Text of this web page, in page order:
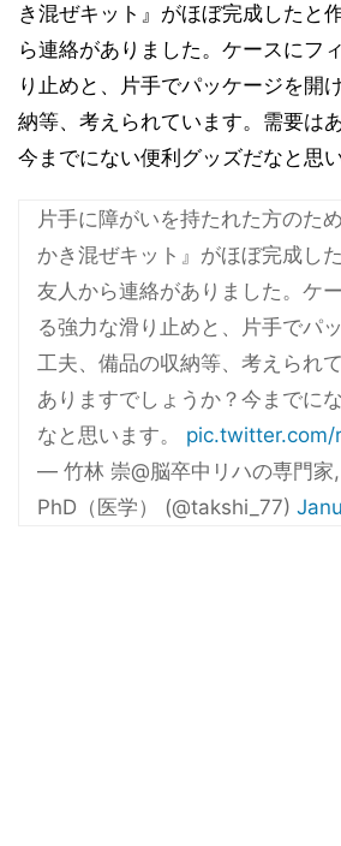
き混ぜキット』がほぼ完成したと
ら連絡がありました。ケースにフ
り止めと、片手でパッケージを開
納等、考えられています。需要は
今までにない便利グッズだなと思い
片手に障がいを持たれた方のた
かき混ぜキット』がほぼ完成し
友人から連絡がありました。ケ
る強力な滑り止めと、片手でパ
工夫、備品の収納等、考えられ
ありますでしょうか？今までに
なと思います。 pic.twitter.com/
— 竹林 崇@脳卒中リハの専門家
PhD（医学） (@takshi_77)